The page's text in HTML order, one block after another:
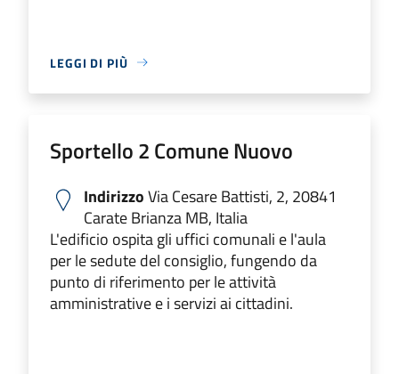
LEGGI DI PIÙ
Sportello 2 Comune Nuovo
IndirizzoVia Cesare Battisti, 2, 20841
Carate Brianza MB, Italia
L'edificio ospita gli uffici comunali e l'aula
per le sedute del consiglio, fungendo da
punto di riferimento per le attività
amministrative e i servizi ai cittadini.